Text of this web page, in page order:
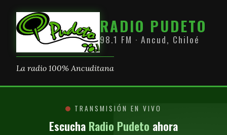
RADIO PUDETO
98.1 FM · Ancud, Chiloé
La radio 100% Ancuditana
TRANSMISIÓN EN VIVO
Escucha Radio Pudeto ahora